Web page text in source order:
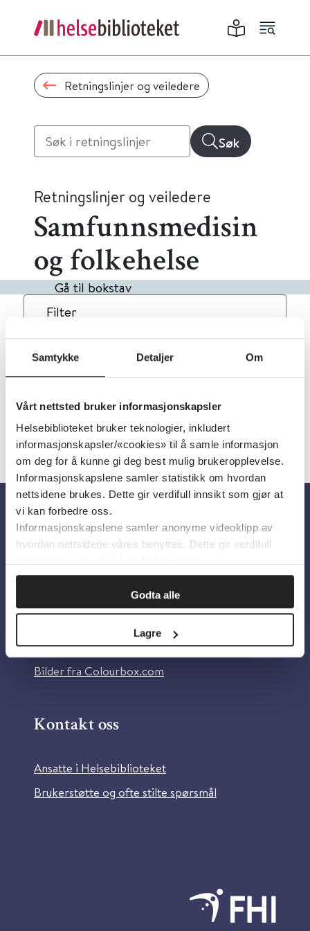
Samtykke Detaljer Om
Vårt nettsted bruker informasjonskapsler
Helsebiblioteket bruker teknologier, inkludert
informasjonskapsler/«cookies» til å samle informasjon
om deg for å kunne gi deg best mulig brukeropplevelse.
Informasjonskapslene samler statistikk om hvordan
nettsidene brukes. Dette gir verdifull innsikt som gjør at
vi kan forbedre oss.
Informasjonskapslene samler anonyme videoklipp av
hvordan nettsidene våres benyttes. Dette gir verdifull
Godta alle
Lagre
Retningslinjer og veiledere
Søk
Retningslinjer og veiledere
Samfunnsmedisin
og folkehelse
Gå til bokstav
Filter
15Treff Alfabetisk
« 1 2 »
Om oss
Om Helsebiblioteket
Personvern og informasjonskapsler
Information in English
Bilder fra Colourbox.com
Kontakt oss
Ansatte i Helsebiblioteket
Brukerstøtte og ofte stilte spørsmål